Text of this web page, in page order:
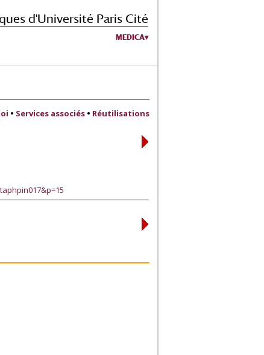
d'Université Paris Cité
MEDICA
• Services associés • Réutilisations